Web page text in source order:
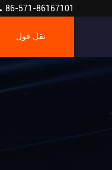
86-571-86167101
نقل قول